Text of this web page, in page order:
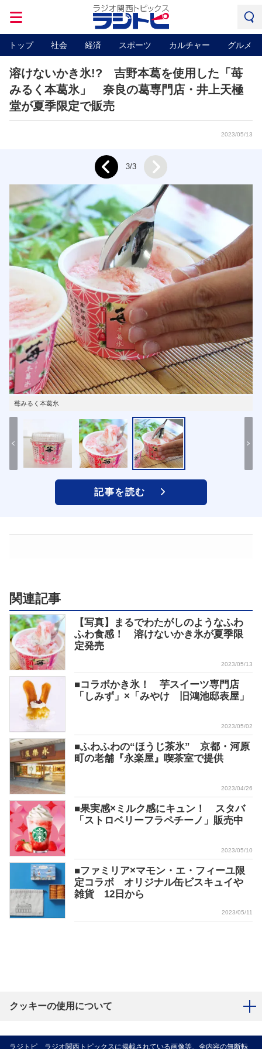
トップ 社会 経済 スポーツ カルチャー グルメ
溶けないかき氷!? 吉野本葛を使用した「苺
みるく本葛氷」 奈良の葛専門店・井上天極
堂が夏季限定で販売
2023/05/13
苺みるく本葛氷
Prev 3/3
記事を読む
関連記事
【写真】まるでわたがしのようなふわ
ふわ食感！ 溶けないかき氷が夏季限
定発売
2023/05/13
■コラボかき氷！ 芋スイーツ専門店
「しみず」×「みやけ 旧鴻池邸表屋」
2023/05/02
■ふわふわの“ほうじ茶氷” 京都・河原
町の老舗『永楽屋』喫茶室で提供
2023/04/26
■果実感×ミルク感にキュン！ スタバ
「ストロベリーフラペチーノ」販売中
2023/05/10
■ファミリア×マモン・エ・フィーユ限
定コラボ オリジナル缶ビスキュイや
雑貨 12日から
2023/05/11
クッキーの使用について
ラジトピ ラジオ関西トピックスに掲載されている画像等、全内容の無断転